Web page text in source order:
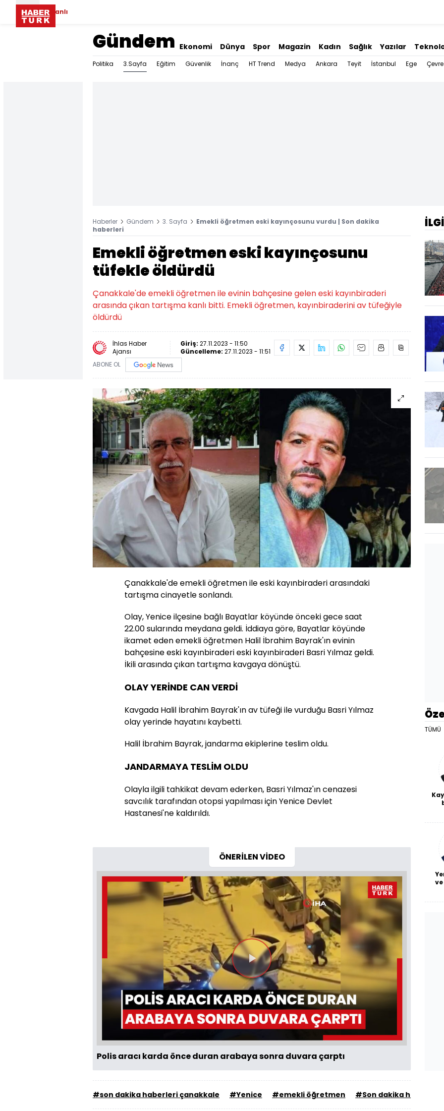
Canlı
Gündem Ekonomi Dünya Spor Magazin Kadın Sağlık Yazılar
Politika 3.Sayfa Eğitim Güvenlik İnanç HT Trend Medya Ankara Teyit İstanbul Ege Çevre
Haberler Gündem 3. Sayfa
Emekli öğretmen eski kayınçosunu vurdu | Son dakika
haberleri
Emekli öğretmen eski kayınçosunu
tüfekle öldürdü
Çanakkale'de emekli öğretmen ile evinin bahçesine gelen eski kayınbiraderi
arasında çıkan tartışma kanlı bitti. Emekli öğretmen, kayınbiraderini av tüfeğiyle
öldürdü
İhlas Haber
Ajansı
Giriş: 27.11.2023 - 11:50
Güncelleme: 27.11.2023 - 11:51
ABONE OL
Çanakkale'de emekli öğretmen ile eski kayınbiraderi arasındaki
tartışma cinayetle sonlandı.
Olay, Yenice ilçesine bağlı Bayatlar köyünde önceki gece saat
22.00 sularında meydana geldi. İddiaya göre, Bayatlar köyünde
ikamet eden emekli öğretmen Halil İbrahim Bayrak'ın evinin
bahçesine eski kayınbiraderi eski kayınbiraderi Basri Yılmaz geldi.
İkili arasında çıkan tartışma kavgaya dönüştü.
OLAY YERİNDE CAN VERDİ
Kavgada Halil İbrahim Bayrak'ın av tüfeği ile vurduğu Basri Yılmaz
olay yerinde hayatını kaybetti.
Halil İbrahim Bayrak, jandarma ekiplerine teslim oldu.
JANDARMAYA TESLİM OLDU
Olayla ilgili tahkikat devam ederken, Basri Yılmaz'ın cenazesi
savcılık tarafından otopsi yapılması için Yenice Devlet
Hastanesi'ne kaldırıldı.
ÖNERİLEN VİDEO
Videoyu
Oynat
Polis aracı karda önce duran arabaya sonra duvara çarptı
#son dakika haberleri çanakkale #Yenice #emekli öğretmen #Son dakika haberler
TÜMÜ